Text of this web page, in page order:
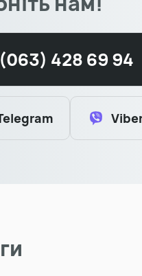
(063) 428 69 94